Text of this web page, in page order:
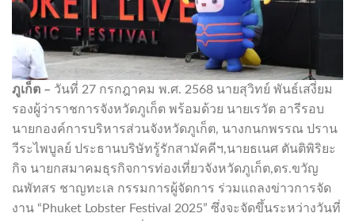
ภูเก็ต – วันที่ 27 กรกฎาคม พ.ศ. 2568 นายสุวิทย์ พันธ์เสงี่ยม
รองผู้ว่าราชการจังหวัดภูเก็ต พร้อมด้วย นายเรวัต อารีรอบ
นายกองค์การบริหารส่วนจังหวัดภูเก็ต, นางกนกพรรณ ปราน
วีระไพบูลย์ ประธานบริษัทรู้รักสามัคคีฯ,นายธเนศ ตันติพิริยะ
กิจ นายกสมาคมธุรกิจการท่องเที่ยวจังหวัดภูเก็ต,ดร.ขวัญ
ณพัทสร ชาญทะเล กรรมการผู้จัดการ ร่วมแถลงข่าวการจัด
งาน “Phuket Lobster Festival 2025” ซึ่งจะจัดขึ้นระหว่างวันที่